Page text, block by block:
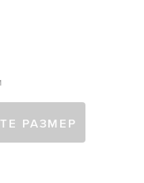
РАЗМЕР